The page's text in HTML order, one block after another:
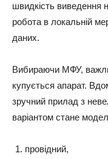
швидкість виведення
робота в локальній
даних.
Вибираючи МФУ,
купується апарат.
зручний прилад з
варіантом стане
провідний,